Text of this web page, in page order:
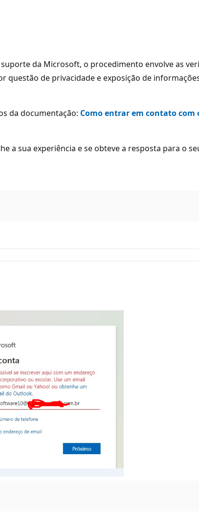
da Microsoft, o procedimento envolve as
de privacidade e exposição de
da documentação: Como entrar em contato
a sua experiência e se obteve a resposta para o